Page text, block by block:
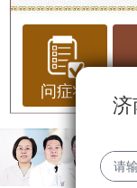
扁平疣是一种常
（HPV）引起
深于周围皮肤
部位。尽管扁
苦，但由于其外
因此积极治疗显
在济南，有些
问症状
济